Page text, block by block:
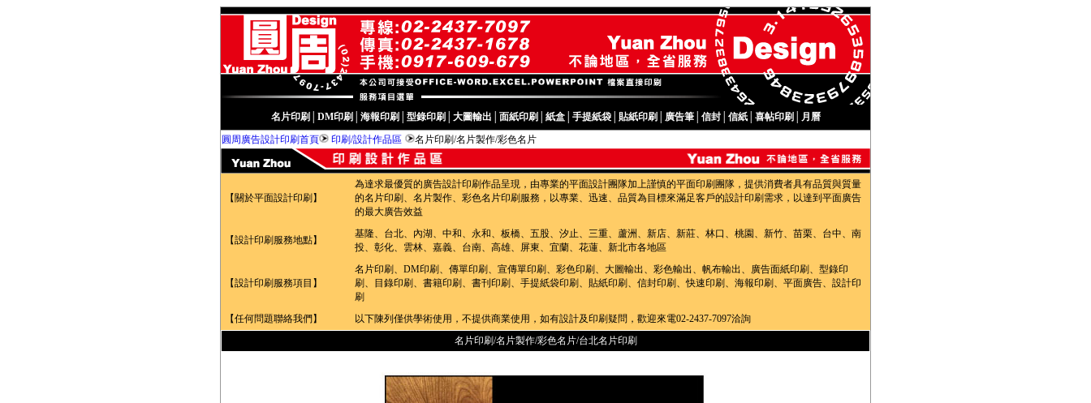
名片印刷 DM印刷 海報印刷 型錄印刷 大圖輸出 面紙印刷 紙盒│ 手提紙袋│ 貼紙印刷 廣告筆│ 信封│ 信紙│ 喜帖印刷
月曆
圓周廣告設計印刷首頁
印刷/設計作品區 名片印刷/名片製作/彩色名片
【關於平面設計印刷】
為達求最優質的廣告設計印刷作品呈現，由專業的平面設計團隊加上謹慎的平面印刷團隊，提供消費者具有品質與質量
的名片印刷、名片製作、彩色名片印刷服務，以專業、迅速、品質為目標來滿足客戶的設計印刷需求，以達到平面廣告
的最大廣告效益
【設計印刷服務地點】
基隆、台北、內湖、中和、永和、板橋、五股、汐止、三重、蘆洲、新店、新莊、林口、桃園、新竹、苗栗、台中、南
投、彰化、雲林、嘉義、台南、高雄、屏東、宜蘭、花蓮、新北市各地區
【設計印刷服務項目】
名片印刷、DM印刷、傳單印刷、宣傳單印刷、彩色印刷、大圖輸出、彩色輸出、帆布輸出、廣告面紙印刷、型錄印
刷、目錄印刷、書籍印刷、書刊印刷、手提紙袋印刷、貼紙印刷、信封印刷、快速印刷、海報印刷、平面廣告、設計印
刷
【任何問題聯絡我們】
以下陳列僅供學術使用，不提供商業使用，如有設計及印刷疑問，歡迎來電02-2437-7097洽詢
名片印刷/名片製作/彩色名片/台北名片印刷